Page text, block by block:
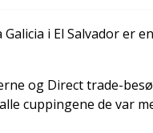
i El Salvador er
og Direct trade-
cuppingene de var